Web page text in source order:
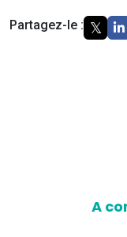
Partagez-le :
A